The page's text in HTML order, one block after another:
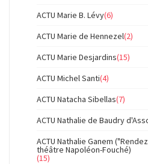
ACTU Marie B. Lévy(6)
ACTU Marie de Hennezel(2)
ACTU Marie Desjardins(15)
ACTU Michel Santi(4)
ACTU Natacha Sibellas(7)
ACTU Nathalie de Baudry
ACTU Nathalie Ganem
théâtre Napoléon-Fouché)
(15)